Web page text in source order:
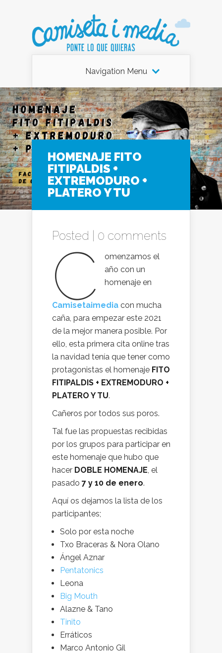
Navigation Menu
HOMENAJE FITO
FITIPALDIS +
EXTREMODURO +
PLATERO Y TU
Posted | 0 comments
C
omenzamos el
año con un
homenaje en
Camisetaimedia con mucha
caña, para empezar este 2021
de la mejor manera posible. Por
ello, esta primera cita online tras
la navidad tenía que tener como
protagonistas el homenaje FITO
FITIPALDIS + EXTREMODURO +
PLATERO Y TU.
Cañeros por todos sus poros.
Tal fue las propuestas recibidas
por los grupos para participar en
este homenaje que hubo que
hacer DOBLE HOMENAJE , el
pasado 7 y 10 de enero.
Aquí os dejamos la lista de los
participantes;
Solo por esta noche
Txo Braceras & Nora Olano
Ángel Aznar
Pentatonics
Leona
Big Mouth
Alazne & Tano
Tinito
Erráticos
Marco Antonio Gil